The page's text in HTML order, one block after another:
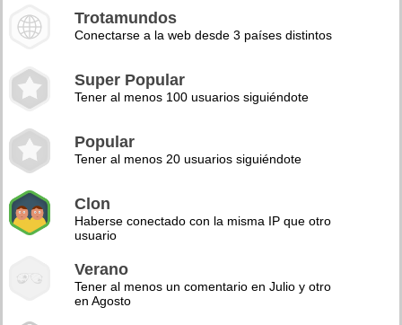
Trotamundos
Conectarse a la web desde 3 países distintos
Super Popular
Tener al menos 100 usuarios siguiéndote
Popular
Tener al menos 20 usuarios siguiéndote
Clon
Haberse conectado con la misma IP que otro
usuario
Verano
Tener al menos un comentario en Julio y otro
en Agosto